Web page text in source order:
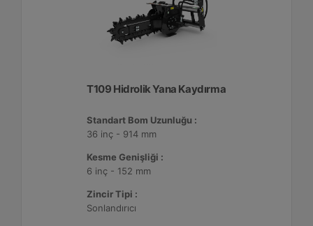
T109 Hidrolik Yana Kaydırma
Standart Bom Uzunluğu :
36 inç - 914 mm
Kesme Genişliği :
6 inç - 152 mm
Zincir Tipi :
Sonlandırıcı